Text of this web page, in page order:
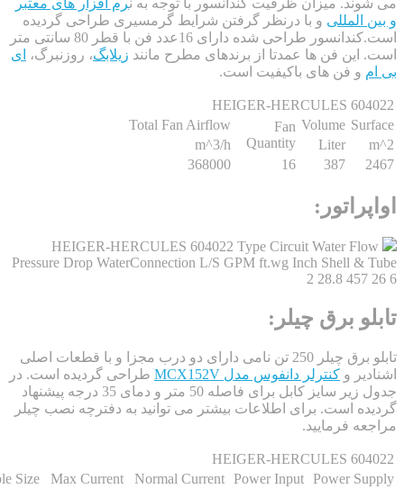
میزان ظرفیت کندانسور با توجه به نرم افزار های معتبر
و با درنظر گرفتن شرایط گرمسیری طراحی گردیده
است.کندانسور طراحی شده دارای 16عدد فن با قطر 80 سانتی متر
فن ها عمدتا از برندهای مطرح مانندزیلابگ ، روزنبرگ، ای
و فن های باکیفیت است.
HEIGER-HERCULES
Volume
Fan
Quantity
Total Fan Airflow
Liter
m^3/h
387
16
368000
HEIGER-HERCULES 604022 Type Circuit Water
Pressure Drop WaterConnection L/S GPM ft.wg Inch Shell
2 28.8
برق چیلر:
تابلو برق چیلر 250 تن نامی دارای دو درب مجزا و با قطعات اصلی
وکنترلر دانفوس مدل MCX152V
طراحی گردیده است. در
جدول زیر سایز کابل برای فاصله 50 متر و دمای 35 درجه پیشنهاد
است. برای اطلاعات بیشتر می توانید به دفترچه نصب چیلر
فرمایید.
HEIGER-HERCULES
Power
Power Input
Normal Current
Max Current
Cable Size